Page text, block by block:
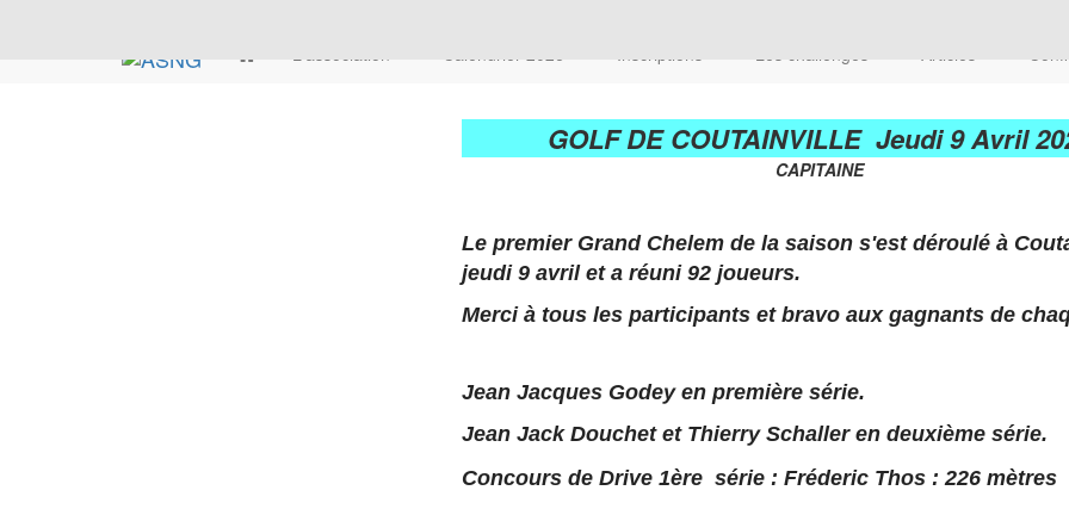
L'association
Calendrier 2026 Inscriptions Les challenges Articles
GOLF DE COUTAINVILLE Jeudi 9 Avril
CAPITAINE
Le premier Grand Chelem de la saison s'est déroulé à
jeudi 9 avril et a réuni 92 joueurs.
Merci à tous les participants et bravo aux gagnants de
Jean Jacques Godey en première série.
Jean Jack Douchet et Thierry Schaller en deuxième série.
Concours de Drive 1ère série : Fréderic Thos : 226 mètres